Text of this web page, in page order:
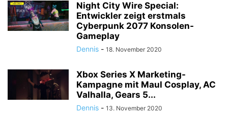
Night City Wire Special:
Entwickler zeigt erstmals
Cyberpunk 2077 Konsolen-
Gameplay
Dennis - 18. November 2020
Xbox Series X Marketing-
Kampagne mit Maul Cosplay, AC
Valhalla, Gears 5...
Dennis - 13. November 2020